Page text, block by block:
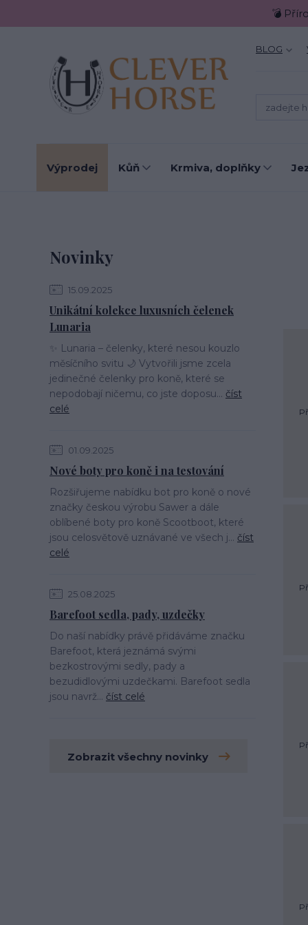
💣
BLOG
Výprodej Kůň Krmiva, doplňky
Novinky
15.09.2025
Unikátní kolekce luxusních čelenek
Lunaria
✨ Lunaria – čelenky, které nesou kouzlo
měsíčního svitu 🌙 Vytvořili jsme zcela
jedinečné čelenky pro koně, které se
nepodobají ničemu, co jste doposu... číst
celé
01.09.2025
Nové boty pro koně i na testování
Rozšiřujeme nabídku bot pro koně o nové
značky českou výrobu Sawer a dále
oblíbené boty pro koně Scootboot, které
jsou celosvětově uznávané ve všech j... číst
celé
25.08.2025
Barefoot sedla, pady, uzdečky
Do naší nabídky právě přidáváme značku
Barefoot, která jeznámá svými
bezkostrovými sedly, pady a
bezudidlovými uzdečkami. Barefoot sedla
jsou navrž... číst celé
Zobrazit všechny novinky